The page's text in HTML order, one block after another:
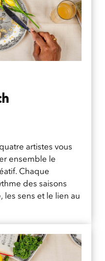
artistes vous
ensemble le
Chaque
des saisons
les sens et le lien au